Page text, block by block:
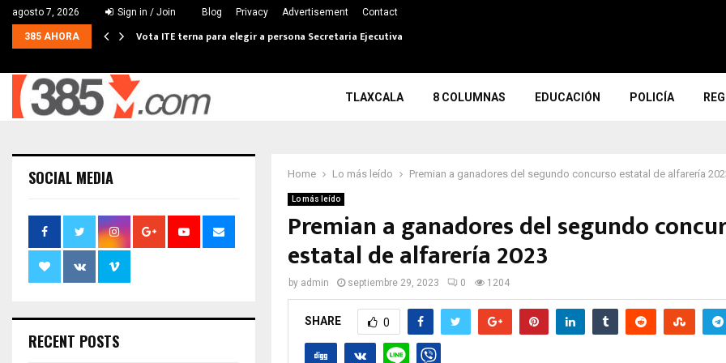
agosto 7, 2026 Sign in / Join Blog Privacy Advertisement Contact
385 AHORA Vota ITE terna para elegir a persona Secretaria Ejecutiva
TLAXCALA 8 COLUMNAS EDUCACIÓN POLICÍA
Home Lo más leído Premian a ganadores del segundo concurso estatal de alfarería
Lo más leído
Premian a ganadores del segundo
estatal de alfarería 2023
by admin septiembre 29, 2023 0 1204
SHARE 0
SOCIAL MEDIA
RECENT POSTS